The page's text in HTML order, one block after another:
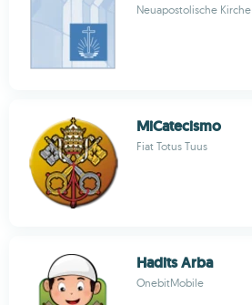
Neuapostolische Kirche
MiCatecismo
Fiat Totus Tuus
Hadits Arba
OnebitMobile